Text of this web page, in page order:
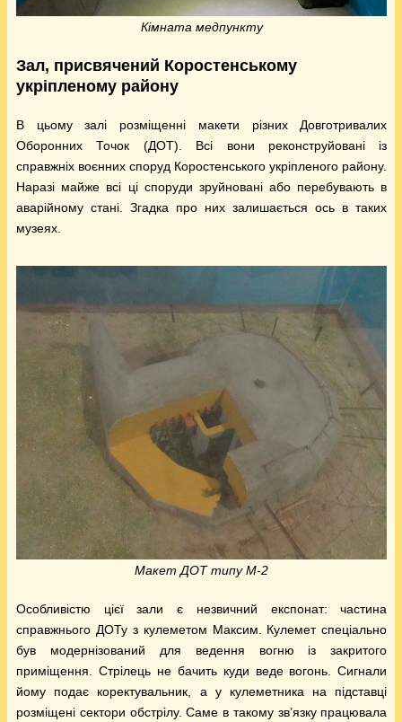
Кімната медпункту
Зал, присвячений Коростенському
укріпленому району
В цьому залі розміщенні макети різних Довготривалих
Оборонних Точок (ДОТ). Всі вони реконструйовані із
справжніх воєнних споруд Коростенського укріпленого району.
Наразі майже всі ці споруди зруйновані або перебувають в
аварійному стані. Згадка про них залишається ось в таких
музеях.
Макет ДОТ типу М-2
Особливістю цієї зали є незвичний експонат: частина
справжнього ДОТу з кулеметом Максим. Кулемет спеціально
був модернізований для ведення вогню із закритого
приміщення. Стрілець не бачить куди веде вогонь. Сигнали
йому подає коректувальник, а у кулеметника на підставці
розміщені сектори обстрілу. Саме в такому зв’язку працювала